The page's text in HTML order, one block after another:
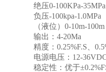
绝压0-100KPa-35MPa
负压-100kpa-1.0MPa
（液位）0-10m-100m
输出：4-20Ma
精度：0.25%F.S、
电源电压：12-
稳定性：优于